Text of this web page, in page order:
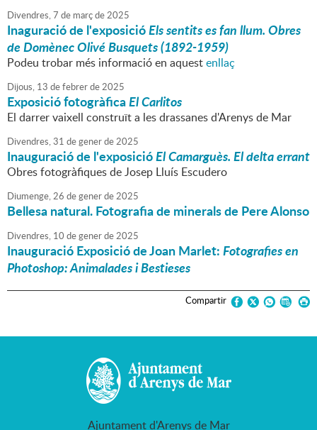
Divendres,7 de marçde2025
Inaguració de l'exposicióEls sentits es fan llum. Obres
de Domènec Olivé Busquets (1892-1959)
Podeu trobar més informació en aquestenllaç
Dijous, 13 defebrerde2025
Exposició fotogràficaEl Carlitos
El darrer vaixell construït a les drassanes d'Arenys de Mar
Divendres,31 degenerde2025
Inauguració de l'exposicióEl Camarguès. El delta errant
Obres fotogràfiques de Josep Lluís Escudero
Diumenge,26 degenerde2025
Bellesa natural. Fotografia de minerals de Pere Alonso
Divendres, 10 degenerde2025
Inauguració Exposició de Joan Marlet:Fotografies en
Photoshop: Animalades i Bestieses
Compartir
Ajuntament d'Arenys de Mar